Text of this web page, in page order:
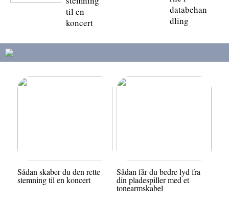
til en
koncert
databehan
dling
Sådan skaber du den rette
stemning til en koncert
Sådan får du bedre lyd fra
din pladespiller med et
tonearmskabel